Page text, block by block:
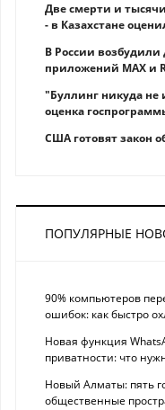
Две смерти и
- в Казахстане
В России возбудили
приложений MAX и
"Буллинг никуда не
оценка
США готовят закон
ПОПУЛЯРНЫЕ
90% компьютеров
ошибок: как быстро
Новая функция
приватности: что
Новый Алматы: пять
общественные